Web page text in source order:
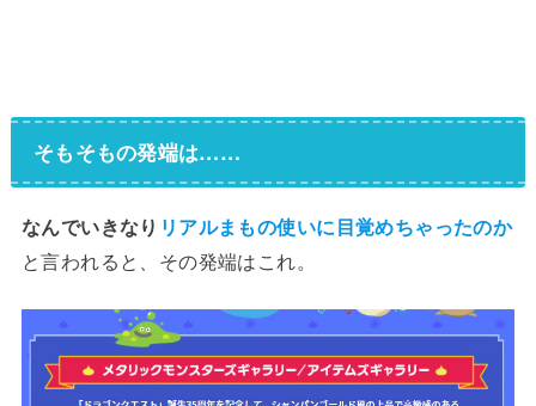
そもそもの発端は……
なんでいきなり リアルまもの使いに目覚めちゃったのか
と言われると、その発端はこれ。